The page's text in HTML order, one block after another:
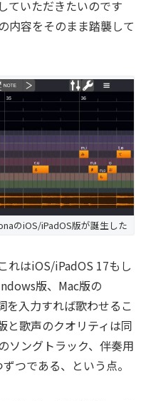
ていただきたいのです
内容をそのまま踏襲して
のiOS/iPadOS版が誕生した
れはiOS/iPadOS 17もし
版、Mac版の
を入力すれば歌わせるこ
と歌声のクオリティは同
ソングトラック、伴奏用
つである、という点。